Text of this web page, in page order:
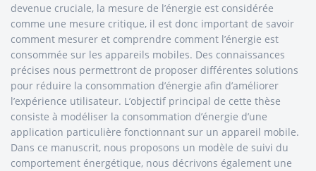
devenue cruciale, la mesure de l’énergie est considérée
comme une mesure critique, il est donc important de savoir
comment mesurer et comprendre comment l’énergie est
consommée sur les appareils mobiles. Des connaissances
précises nous permettront de proposer différentes solutions
pour réduire la consommation d’énergie afin d’améliorer
l’expérience utilisateur. L’objectif principal de cette thèse
consiste à modéliser la consommation d’énergie d’une
application particulière fonctionnant sur un appareil mobile.
Dans ce manuscrit, nous proposons un modèle de suivi du
comportement énergétique, nous décrivons également une